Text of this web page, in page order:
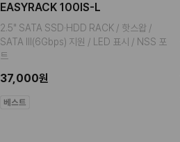
EASYRACK 100IS-L
2.5" SATA SSD·HDD RACK / 핫스왑 /
SATA III(6Gbps) 지원 / LED 표시 / NSS 포
트
37,000원